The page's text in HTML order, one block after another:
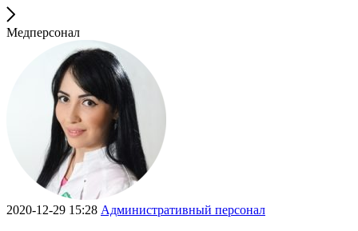
Медперсонал
2020-12-29 15:28 Административный персонал